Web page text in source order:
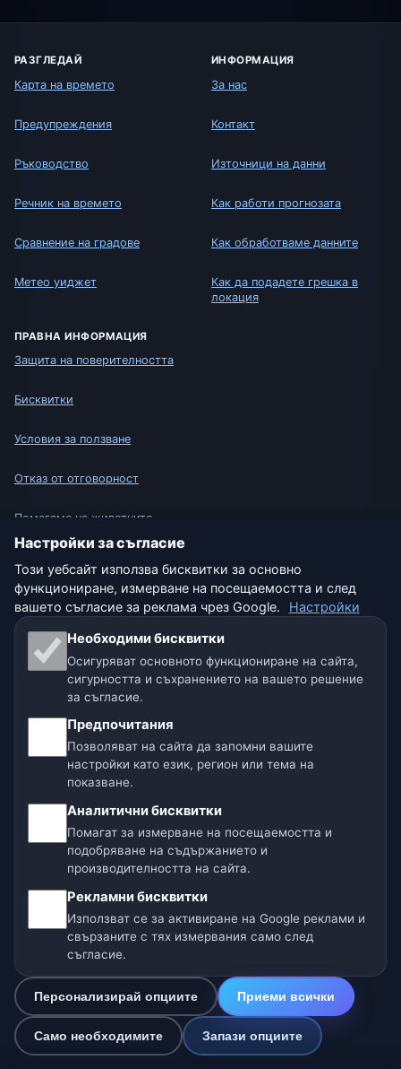
РАЗГЛЕДАЙ
Карта на времето
Предупреждения
Ръководство
Речник на времето
Сравнение на градове
Метео уиджет
ИНФОРМАЦИЯ
За нас
Контакт
Източници на данни
Как работи прогнозата
Как обработваме данните
Как да подадете грешка в
локация
ПРАВНА ИНФОРМАЦИЯ
Защита на поверителността
Бисквитки
Условия за ползване
Отказ от отговорност
Помагаме на животните
Настройки
Нашите метео сайтове:
🇨🇿 Чехия
🇩🇪🇦🇹🇨🇭 Германия / Австрия / Швейцария
🌎 Латинска Америка и Испания
🇮🇳 Южна и Югоизточна Азия
🌍 Международна метео мрежа
Оператор: Spolek Minizoo.cz z.s. | ИН: 21135550 |
info@dnes.online
© 2026 Днес Online · Данни: Open-Meteo (ECMWF, ICON) ·
Настройки за съгласие
Този уебсайт използва бисквитки за основно
функциониране, измерване на посещаемостта и след
вашето съгласие за реклама чрез Google.
Настройки
Необходими бисквитки
Осигуряват основното функциониране на сайта,
сигурността и съхранението на вашето решение
за съгласие.
Предпочитания
Позволяват на сайта да запомни вашите
настройки като език, регион или тема на
показване.
Аналитични бисквитки
Помагат за измерване на посещаемостта и
подобряване на съдържанието и
производителността на сайта.
Рекламни бисквитки
Използват се за активиране на Google реклами и
свързаните с тях измервания само след
съгласие.
Персонализирай опциите Приеми всички
Само необходимите Запази опциите